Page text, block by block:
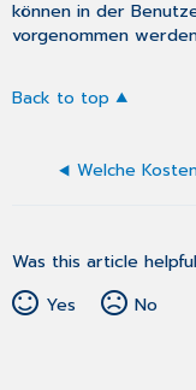
können in der
vorgenommen
Back to top
Was this article
Yes
No